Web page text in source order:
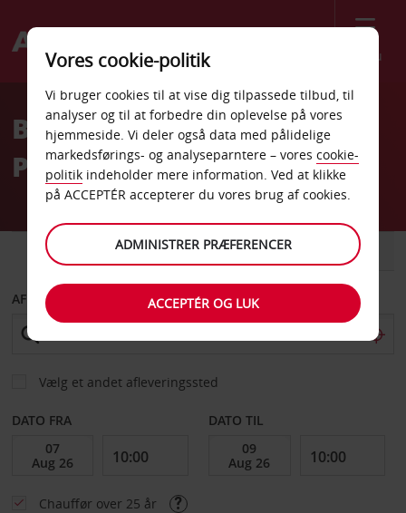
Menu
Welcome
AvisBilleje Houston St Joseph
Parkway
VAREVOGN
AFHENT FRA
Vælg et andet afleveringssted
DATO FRA DATO TIL
Chauffør over 25 år
Vores cookie-politik
Vi bruger cookies til at vise dig tilpassede tilbud, til
analyser og til at forbedre din oplevelse på vores
hjemmeside. Vi deler også data med pålidelige
markedsførings- og analyseparntere – vores cookie-
politik indeholder mere information. Ved at klikke
på ACCEPTÉR accepterer du vores brug af cookies.
ADMINISTRER PRÆFERENCER
ACCEPTÉR OG LUK